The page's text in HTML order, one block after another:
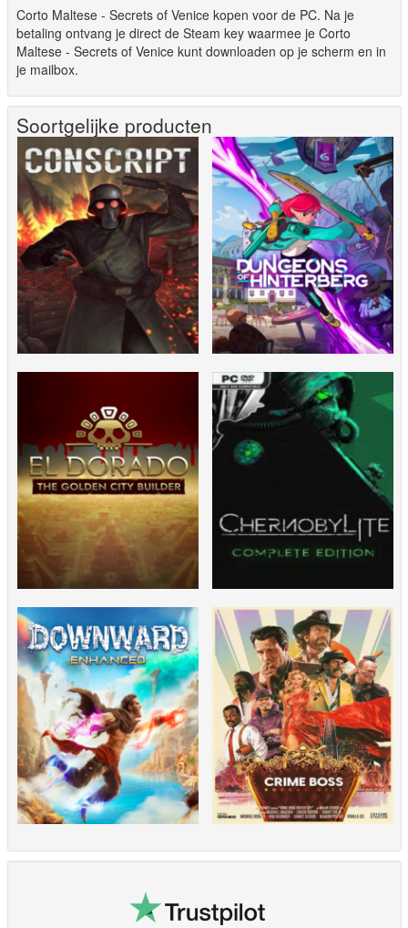
Corto Maltese - Secrets of Venice kopen voor de PC. Na je
betaling ontvang je direct de Steam key waarmee je Corto
Maltese - Secrets of Venice kunt downloaden op je scherm en in
je mailbox.
Soortgelijke producten